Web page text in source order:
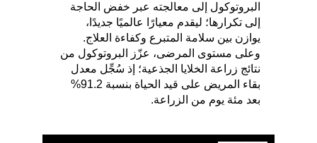
البروتوكول إلى معالجته عبر خفض الحاجة
إلى تكرارها؛ ليقدم معيارًا عالميًا جديدًا،
يوازن بين سلامة المتبرع وكفاءة العلاج.
وعلى مستوى المرضى، عزّز البروتوكول من
نتائج زراعة الخلايا الجذعية؛ إذ سُجِّل معدل
بقاء المريض على قيد الحياة بنسبة 91.2%
بعد مئة يوم من الزراعة.